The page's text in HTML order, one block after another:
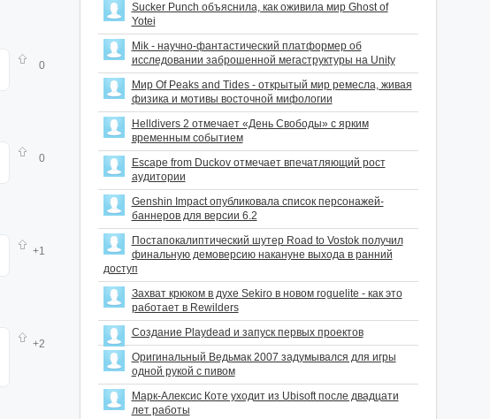
0
0
+1
+2
Sucker Punch объяснила, как оживила мир Ghost of
Yotei
Mik - научно-фантастический платформер об
исследовании заброшенной мегаструктуры на Unity
Мир Of Peaks and Tides - открытый мир ремесла, живая
физика и мотивы восточной мифологии
Helldivers 2 отмечает «День Свободы» с ярким
временным событием
Escape from Duckov отмечает впечатляющий рост
аудитории
Genshin Impact опубликовала список персонажей-
баннеров для версии 6.2
Постапокалиптический шутер Road to Vostok получил
финальную демоверсию накануне выхода в ранний
доступ
Захват крюком в духе Sekiro в новом roguelite - как это
работает в Rewilders
Создание Playdead и запуск первых проектов
Оригинальный Ведьмак 2007 задумывался для игры
одной рукой с пивом
Марк-Алексис Коте уходит из Ubisoft после двадцати
лет работы